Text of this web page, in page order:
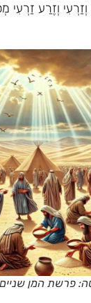
וְזַרְעִי וְזֶרַע זַרְעִי
פרשת המן